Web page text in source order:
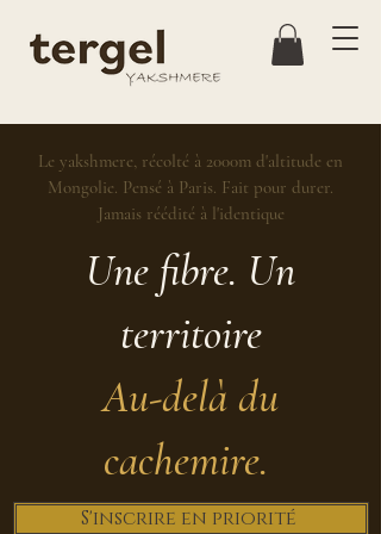
Le yakshmere, récolté à 2000m d'altitude en
Mongolie. Pensé à Paris. Fait pour durer.
Jamais réédité à l'identique
Une fibre. Un
territoire
Au-delà du
cachemire.
S'inscrire en priorité